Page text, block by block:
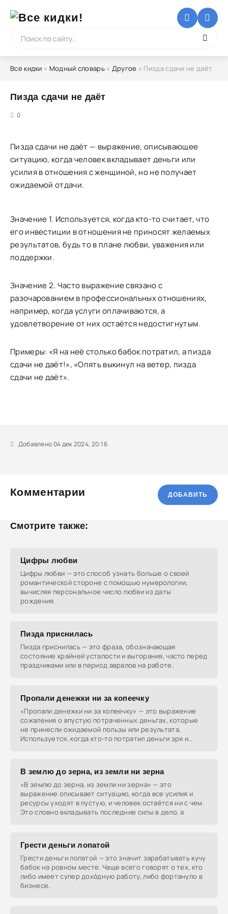
Все кидки » Модный словарь» Другое » Пизда сдачи не даёт
Пизда сдачи не даёт
0
Пизда сдачи не даёт — выражение, описывающее
ситуацию, когда человек вкладывает деньги или
усилия в отношения с женщиной, но не получает
ожидаемой отдачи.
Значение 1. Используется, когда кто-то считает, что
его инвестиции в отношения не приносят желаемых
результатов, будь то в плане любви, уважения или
поддержки.
Значение 2. Часто выражение связано с
разочарованием в профессиональных отношениях,
например, когда услуги оплачиваются, а
удовлетворение от них остаётся недостигнутым.
Примеры: «Я на неё столько бабок потратил, а пизда
сдачи не даёт!», «Опять выкинул на ветер, пизда
сдачи не даёт».
Добавлено 04 дек 2024, 20:16
Комментарии ДОБАВИТЬ
Смотрите также:
Цифры любви
Цифры любви — это способ узнать больше о своей
романтической стороне с помощью нумерологии,
вычисляя персональное число любви из даты
рождения.
Пизда приснилась
Пизда приснилась — это фраза, обозначающая
состояние крайней усталости и выгорания, часто перед
праздниками или в период авралов на работе.
Пропали денежки ни за копеечку
«Пропали денежки ни за копеечку» — это выражение
сожаления о впустую потраченных деньгах, которые
не принесли ожидаемой пользы или результата.
Используется, когда кто-то потратил деньги зря и
В землю до зерна, из земли ни зерна
«В землю до зерна, из земли ни зерна» — это
выражение описывает ситуацию, когда все усилия и
ресурсы уходят в пустую, и человек остаётся ни с чем.
Это словно вкладывать последние силы в дело, а
Грести деньги лопатой
Грести деньги лопатой — это значит зарабатывать кучу
бабок на ровном месте. Чаще всего говорят о тех, кто
либо имеет супер дохо́дную работу, либо фортануло в
бизнесе.